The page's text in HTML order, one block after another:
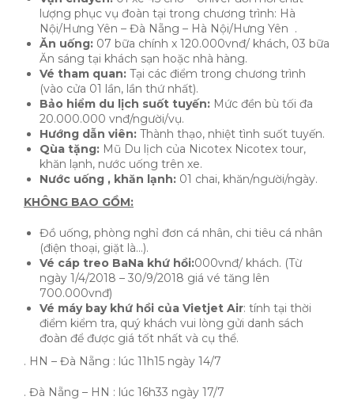
lượng phục vụ đoàn tại trong chương trình: Hà
Nội/Hưng Yên – Đà Nẵng – Hà Nội/Hưng Yên .
Ăn uống: 07 bữa chính x 120.000vnđ/ khách, 03 bữa
Ăn sáng tại khách sạn hoặc nhà hàng.
Vé tham quan: Tại các điểm trong chương trình
(vào cửa 01 lần, lần thứ nhất).
Bảo hiểm du lịch suốt tuyến: Mức đền bù tối đa
20.000.000 vnđ/người/vụ.
Hướng dẫn viên: Thành thạo, nhiệt tình suốt tuyến.
Qùa tặng: Mũ Du lịch của Nicotex Nicotex tour,
khăn lạnh, nước uống trên xe.
Nước uống , khăn lạnh: 01 chai, khăn/người/ngày.
KHÔNG BAO GỒM:
Đồ uống, phòng nghỉ đơn cá nhân, chi tiêu cá nhân
(điện thoại, giặt là…).
Vé cáp treo BaNa khứ hồi:000vnđ/ khách. (Từ
ngày 1/4/2018 – 30/9/2018 giá vé tăng lên
700.000vnđ)
Vé máy bay khứ hồi của Vietjet Air: tính tại thời
điểm kiểm tra, quý khách vui lòng gửi danh sách
đoàn để được giá tốt nhất và cụ thể.
. HN – Đà Nẵng : lúc 11h15 ngày 14/7
. Đà Nẵng – HN : lúc 16h33 ngày 17/7